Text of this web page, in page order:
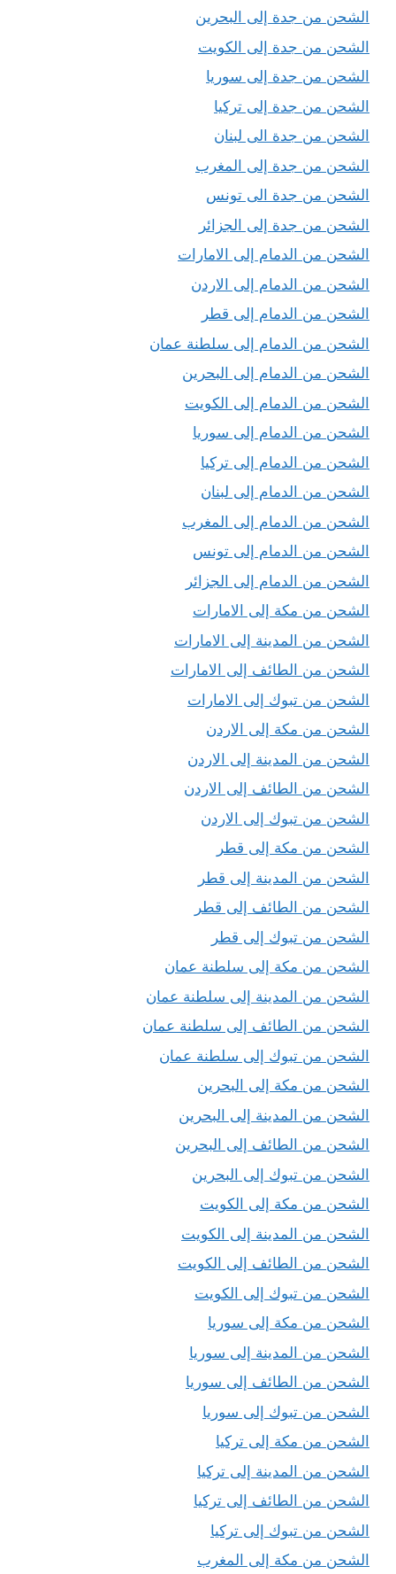
الشحن من جدة إلى البحرين
الشحن من جدة إلى الكويت
الشحن من جدة إلى سوريا
الشحن من جدة إلى تركيا
الشحن من جدة الى لبنان
الشحن من جدة إلى المغرب
الشحن من جدة الى تونس
الشحن من جدة إلى الجزائر
الشحن من الدمام إلى الامارات
الشحن من الدمام إلى الاردن
الشحن من الدمام إلى قطر
الشحن من الدمام إلى سلطنة عمان
الشحن من الدمام إلى البحرين
الشحن من الدمام إلى الكويت
الشحن من الدمام إلى سوريا
الشحن من الدمام إلى تركيا
الشحن من الدمام إلى لبنان
الشحن من الدمام إلى المغرب
الشحن من الدمام إلى تونس
الشحن من الدمام إلى الجزائر
الشحن من مكة إلى الامارات
الشحن من المدينة إلى الامارات
الشحن من الطائف إلى الامارات
الشحن من تبوك إلى الامارات
الشحن من مكة إلى الاردن
الشحن من المدينة إلى الاردن
الشحن من الطائف إلى الاردن
الشحن من تبوك إلى الاردن
الشحن من مكة إلى قطر
الشحن من المدينة إلى قطر
الشحن من الطائف إلى قطر
الشحن من تبوك إلى قطر
الشحن من مكة إلى سلطنة عمان
الشحن من المدينة إلى سلطنة عمان
الشحن من الطائف إلى سلطنة عمان
الشحن من تبوك إلى سلطنة عمان
الشحن من مكة إلى البحرين
الشحن من المدينة إلى البحرين
الشحن من الطائف إلى البحرين
الشحن من تبوك إلى البحرين
الشحن من مكة إلى الكويت
الشحن من المدينة إلى الكويت
الشحن من الطائف إلى الكويت
الشحن من تبوك إلى الكويت
الشحن من مكة إلى سوريا
الشحن من المدينة إلى سوريا
الشحن من الطائف إلى سوريا
الشحن من تبوك إلى سوريا
الشحن من مكة إلى تركيا
الشحن من المدينة إلى تركيا
الشحن من الطائف إلى تركيا
الشحن من تبوك إلى تركيا
الشحن من مكة إلى المغرب